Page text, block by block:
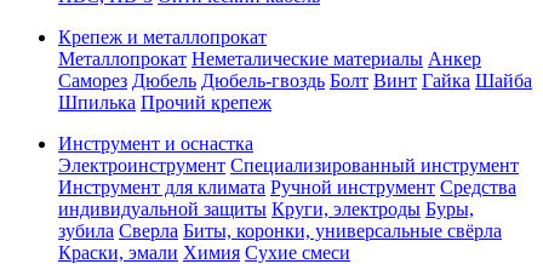
Крепеж и металлопрокат
Металлопрокат Неметалические материалы Анкер
Саморез Дюбель Дюбель-гвоздь Болт Винт Гайка Шайба
Шпилька Прочий крепеж
Инструмент и оснастка
Электроинструмент Специализированный инструмент
Инструмент для климата Ручной инструмент Средства
индивидуальной защиты Круги, электроды Буры,
зубила Сверла Биты, коронки, универсальные свёрла
Краски, эмали Химия Сухие смеси